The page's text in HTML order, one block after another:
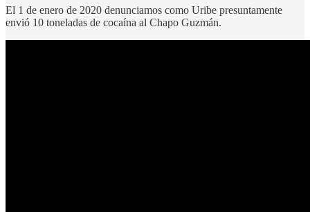
El 1 de enero de 2020 denunciamos como Uribe presuntamente
envió 10 toneladas de cocaína al Chapo Guzmán.